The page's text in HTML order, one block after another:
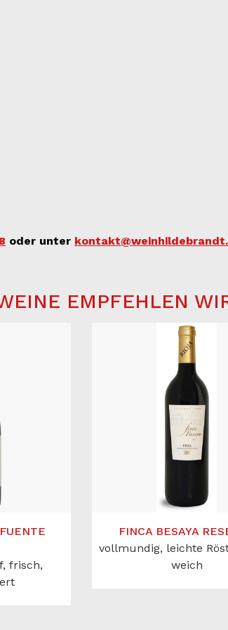
oder unter
EMPFEHLEN
frisch,
FINCA BESAYA
vollmundig, leichte
weich